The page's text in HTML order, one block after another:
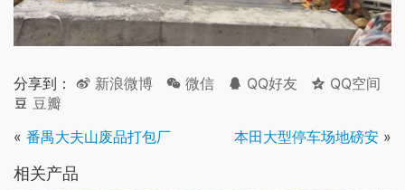
分享到： 新浪微博 微信 QQ好友
QQ空间
豆瓣
« 番禺大夫山废品打包厂 本田大型停车场地磅安 »
相关产品